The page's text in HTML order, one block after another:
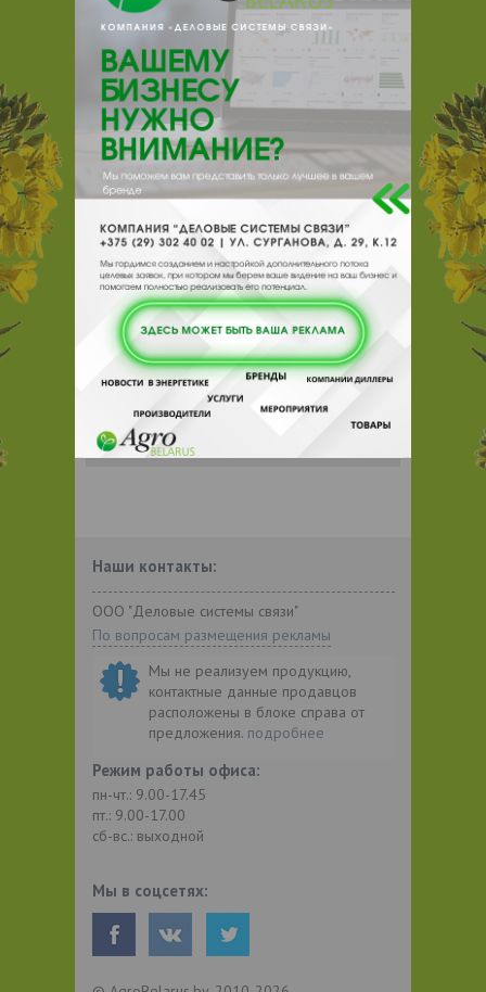
e-mail:a:2:{s:5:"VALUE";a:0:
{}s:11:"DESCRIPTION";a:0:{}}
220114, , , , Минск, пр Независимости
117а-4д
Отзывы Еще
Отзывы
Чтобы оставить комментарий или
выставить рейтинг, нужноВойти
Зарегистрироваться
Наши контакты:
ООО "Деловые системы связи"
По вопросам размещения рекламы
Мы не реализуем продукцию,
контактные данные продавцов
расположены в блоке справа от
предложения. подробнее
Режим работы офиса:
пн-чт.: 9.00-17.45
пт.: 9.00-17.00
сб-вс.: выходной
Мы в соцсетях: